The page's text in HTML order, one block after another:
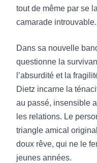
tout de même par se
camarade introuvable.
Dans sa nouvelle
questionne la
l’absurdité et la
Dietz incarne la
au passé, insensible
les relations. Le
triangle amical
doux rêve, qui ne le
jeunes années.